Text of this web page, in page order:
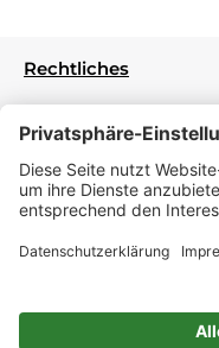
Rechtliches
Informationen
Folge uns
Zahlungsarten